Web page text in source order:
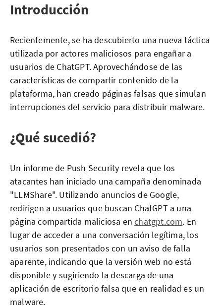
Introducción
Recientemente, se ha descubierto una nueva táctica
utilizada por actores maliciosos para engañar a
usuarios de ChatGPT. Aprovechándose de las
características de compartir contenido de la
plataforma, han creado páginas falsas que simulan
interrupciones del servicio para distribuir malware.
¿Qué sucedió?
Un informe de Push Security revela que los
atacantes han iniciado una campaña denominada
"LLMShare". Utilizando anuncios de Google,
redirigen a usuarios que buscan ChatGPT a una
página compartida maliciosa enchatgpt.com. En
lugar de acceder a una conversación legítima, los
usuarios son presentados con un aviso de falla
aparente, indicando que la versión web no está
disponible y sugiriendo la descarga de una
aplicación de escritorio falsa que en realidad es un
malware.